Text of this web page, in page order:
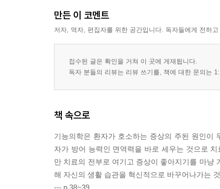
만든 이 코멘트
저자, 역자, 편집자를 위한 공간입니다. 독자들에게 전하
접수된 글은 확인을 거쳐 이 곳에 게재됩니다.
독자 분들의 리뷰는 리뷰 쓰기를, 책에 대한 문의는
책 속으로
기능의학은 환자가 호소하는 증상의 주된 원인이
자가 방어 능력인 면역력을 바로 세우는 것으로
만 치료의 전부로 여기고 증상이 좋아지기를 마냥
해 자신의 생활 습관을 혁신적으로 바꾸어나가는
--- p.38~39